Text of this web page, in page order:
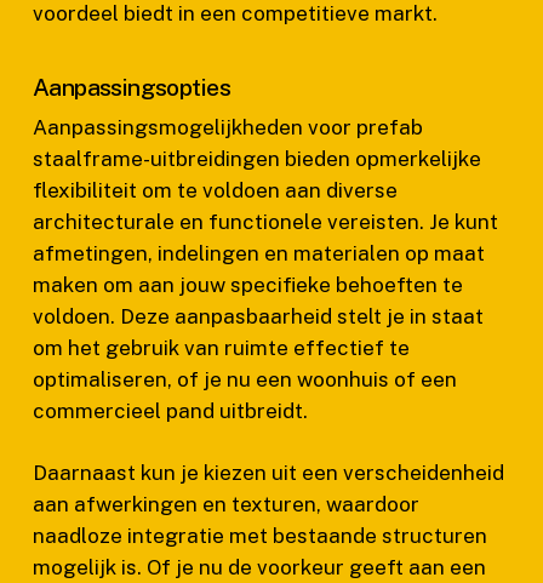
voordeel biedt in een competitieve markt.
Aanpassingsopties
Aanpassingsmogelijkheden voor prefab
staalframe-uitbreidingen bieden opmerkelijke
flexibiliteit om te voldoen aan diverse
architecturale en functionele vereisten. Je kunt
afmetingen, indelingen en materialen op maat
maken om aan jouw specifieke behoeften te
voldoen. Deze aanpasbaarheid stelt je in staat
om het gebruik van ruimte effectief te
optimaliseren, of je nu een woonhuis of een
commercieel pand uitbreidt.
Daarnaast kun je kiezen uit een verscheidenheid
aan afwerkingen en texturen, waardoor
naadloze integratie met bestaande structuren
mogelijk is. Of je nu de voorkeur geeft aan een